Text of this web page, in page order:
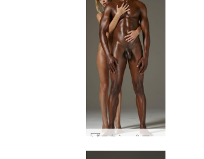
コクシー＆マイク アダム＆イブ #54